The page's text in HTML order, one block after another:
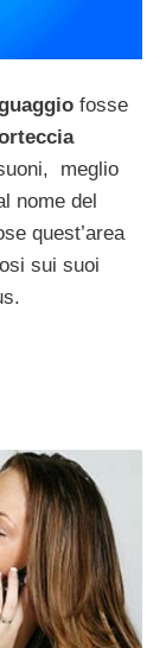
fosse
meglio
nome del
quest’area
sui suoi